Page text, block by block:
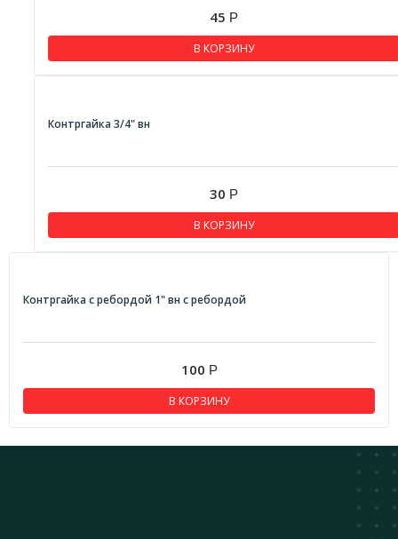
45 Р
В КОРЗИНУ
Контргайка 3/4" вн
30 Р
В КОРЗИНУ
Контргайка с ребордой 1" вн с ребордой
100 Р
В КОРЗИНУ